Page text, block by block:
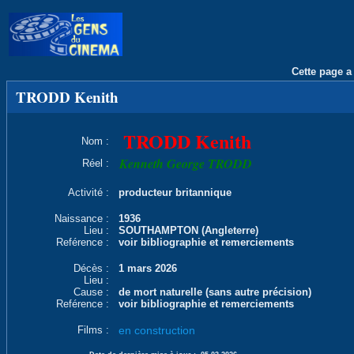
Cette page
TRODD Kenith
Nom : TRODD Kenith
Réel : Kenneth George TRODD
Activité : producteur britannique
Naissance :
1936
Lieu :
SOUTHAMPTON (Angleterre)
Reférence :
voir bibliographie et remerciements
Décès :
1 mars 2026
Lieu :
Cause :
de mort naturelle (sans autre précision)
Reférence :
voir bibliographie et remerciements
Films : en construction